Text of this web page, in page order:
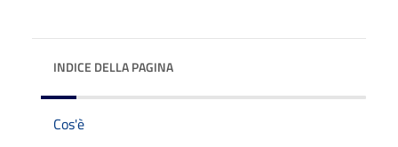
INDICE DELLA PAGINA
Cos'è